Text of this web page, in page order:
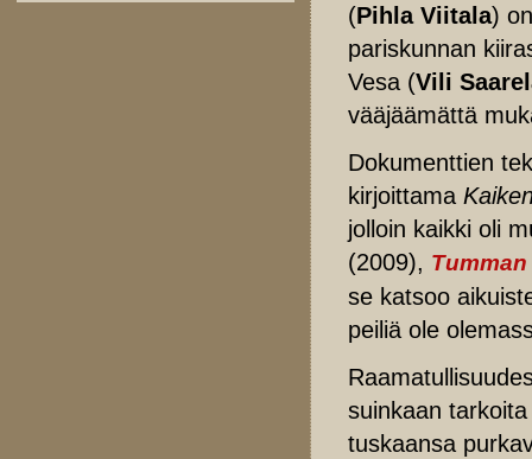
(Pihla Viitala)
pariskunnan
Vesa (Vili
vääjäämättä
Dokumenttien
kirjoittama
jolloin kaikki oli
(2009),
se katsoo
peiliä ole
suinkaan
tuskaansa